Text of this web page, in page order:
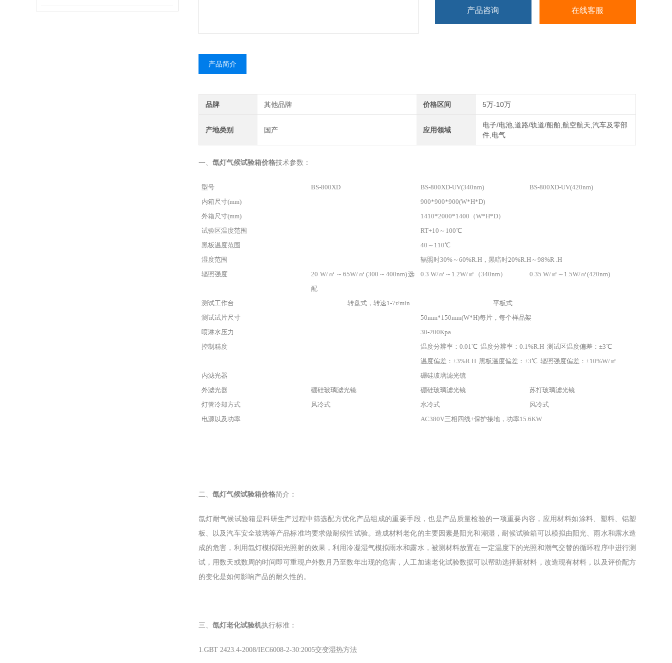
产品咨询 在线客服
产品简介
品牌 其他品牌 价格区间 5万-10万
产地类别 国产 应用领域
电子/电池,道路/轨道/船舶,航空航天,汽车及零部
件,电气
一、 氙灯气候试验箱价格技术参数：
型号 BS-800XD BS-800XD-UV(340nm)
BS-800XD-UV(420nm)
内箱尺寸(mm)
900*900*900(W*H*D)
外箱尺寸(mm)
1410*2000*1400（W*H*D）
试验区温度范围
RT+10～100℃
黑板温度范围
40～110℃
湿度范围
辐照时30%～60%R.H，黑暗时20%R.H～98%R .H
辐照强度
20 W/㎡～65W/㎡(300～400nm)选
配
0.3 W/㎡～1.2W/㎡（340nm） 0.35 W/㎡～1.5W/㎡(420nm)
测试工作台 转盘式，转速1-7r/min
平板式
测试试片尺寸
50mm*150mm(W*H)每片，每个样品架
喷淋水压力
30-200Kpa
控制精度
温度分辨率：0.01℃ 温度分辨率：0.1%R.H 测试区温度偏差：±3℃
温度偏差：±3%R.H 黑板温度偏差：±3℃ 辐照强度偏差：±10%W/㎡
内滤光器
硼硅玻璃滤光镜
外滤光器
硼硅玻璃滤光镜 硼硅玻璃滤光镜
苏打玻璃滤光镜
灯管冷却方式
风冷式 水冷式
风冷式
电源以及功率
AC380V三相四线+保护接地，功率15.6KW
二、 氙灯气候试验箱价格简介：
氙灯耐气候试验箱是科研生产过程中筛选配方优化产品组成的重要手段，也是产品质量检验的一项重要内容，应用材料如涂料、塑料、铝塑
板、以及汽车安全玻璃等产品标准均要求做耐候性试验。造成材料老化的主要因素是阳光和潮湿，耐候试验箱可以模拟由阳光、雨水和露水造
成的危害，利用氙灯模拟阳光照射的效果，利用冷凝湿气模拟雨水和露水，被测材料放置在一定温度下的光照和潮气交替的循环程序中进行测
试，用数天或数周的时间即可重现户外数月乃至数年出现的危害，人工加速老化试验数据可以帮助选择新材料，改造现有材料，以及评价配方
的变化是如何影响产品的耐久性的。
三、 氙灯老化试验机执行标准：
1.GBT 2423.4-2008/IEC6008-2-30:2005交变湿热方法